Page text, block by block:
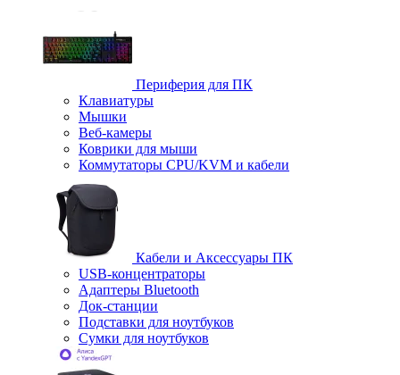
Периферия для ПК
Клавиатуры
Мышки
Веб-камеры
Коврики для мыши
Коммутаторы CPU/KVM и кабели
Кабели и Аксессуары ПК
USB-концентраторы
Адаптеры Bluetooth
Док-станции
Подставки для ноутбуков
Сумки для ноутбуков